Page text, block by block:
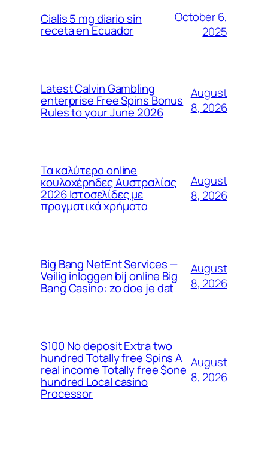
Cialis 5 mg diario sin
receta en Ecuador
October 6,
2025
Latest Calvin Gambling
enterprise Free Spins Bonus
Rules to your June 2026
August
8, 2026
Τα καλύτερα online
κουλοχέρηδες Αυστραλίας
2026 Ιστοσελίδες με
πραγματικά χρήματα
August
8, 2026
Big Bang NetEnt Services —
Veilig inloggen bij online Big
Bang Casino: zo doe je dat
August
8, 2026
$100 No deposit Extra two
hundred Totally free Spins A
real income Totally free $one
hundred Local casino
Processor
August
8, 2026